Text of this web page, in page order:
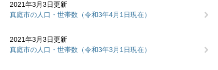
2021年3月3日更新
真庭市の人口・世帯数（令和3年4月1日現在）
2021年3月3日更新
真庭市の人口・世帯数（令和3年3月1日現在）